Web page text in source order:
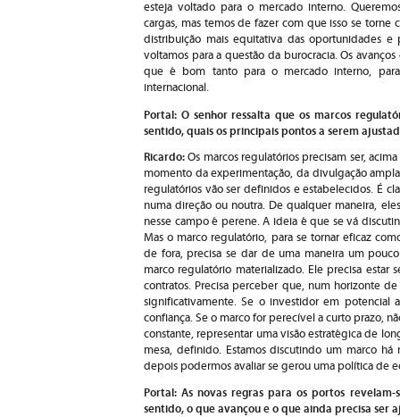
esteja voltado para o mercado interno.
cargas, mas temos de fazer com que isso se
distribuição mais equitativa das oportunidades
voltamos para a questão da burocracia. Os
que é bom tanto para o mercado interno,
internacional.
Portal: O senhor ressalta que os marcos
sentido, quais os principais pontos a serem
Ricardo:Os marcos regulatórios precisam ser,
momento da experimentação, da divulgação
regulatórios vão ser definidos e estabelecidos. É
numa direção ou noutra. De qualquer maneira,
nesse campo é perene. A ideia é que se vá
Mas o marco regulatório, para se tornar eficaz
de fora, precisa se dar de uma maneira um
marco regulatório materializado. Ele precisa estar
contratos. Precisa perceber que, num horizonte
significativamente. Se o investidor em
confiança. Se o marco for perecível a curto prazo,
constante, representar uma visão estratégica de
mesa, definido. Estamos discutindo um marco
depois podermos avaliar se gerou uma política de
Portal: As novas regras para os portos
sentido, o que avançou e o que ainda precisa ser